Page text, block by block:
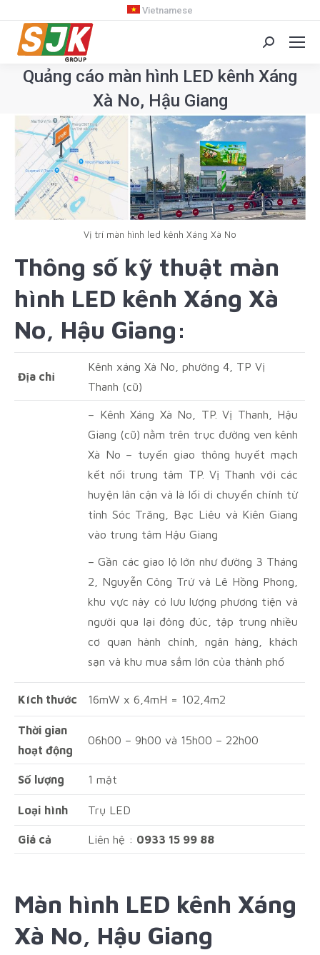
Vietnamese
Search:
Quảng cáo màn hình LED kênh Xáng
Xà No, Hậu Giang
You are here:
Vị trí màn hình led kênh Xáng Xà No
Thông số kỹ thuật màn
hình LED kênh Xáng Xà
No, Hậu Giang:
Địa chỉ
Kênh xáng Xà No, phường 4, TP Vị
Thanh (cũ)
– Kênh Xáng Xà No, TP. Vị Thanh, Hậu
Giang (cũ) nằm trên trục đường ven kênh
Xà No – tuyến giao thông huyết mạch
kết nối trung tâm TP. Vị Thanh với các
huyện lân cận và là lối di chuyển chính từ
tỉnh Sóc Trăng, Bạc Liêu và Kiên Giang
vào trung tâm Hậu Giang
– Gần các giao lộ lớn như đường 3 Tháng
2, Nguyễn Công Trứ và Lê Hồng Phong,
khu vực này có lưu lượng phương tiện và
người qua lại đông đúc, tập trung nhiều
cơ quan hành chính, ngân hàng, khách
sạn và khu mua sắm lớn của thành phố
Kích thước 16mW x 6,4mH = 102,4m2
Thời gian
hoạt động
06h00 – 9h00 và 15h00 – 22h00
Số lượng 1 mặt
Loại hình Trụ LED
Giá cả Liên hệ : 0933 15 99 88
Màn hình LED kênh Xáng
Xà No, Hậu Giang